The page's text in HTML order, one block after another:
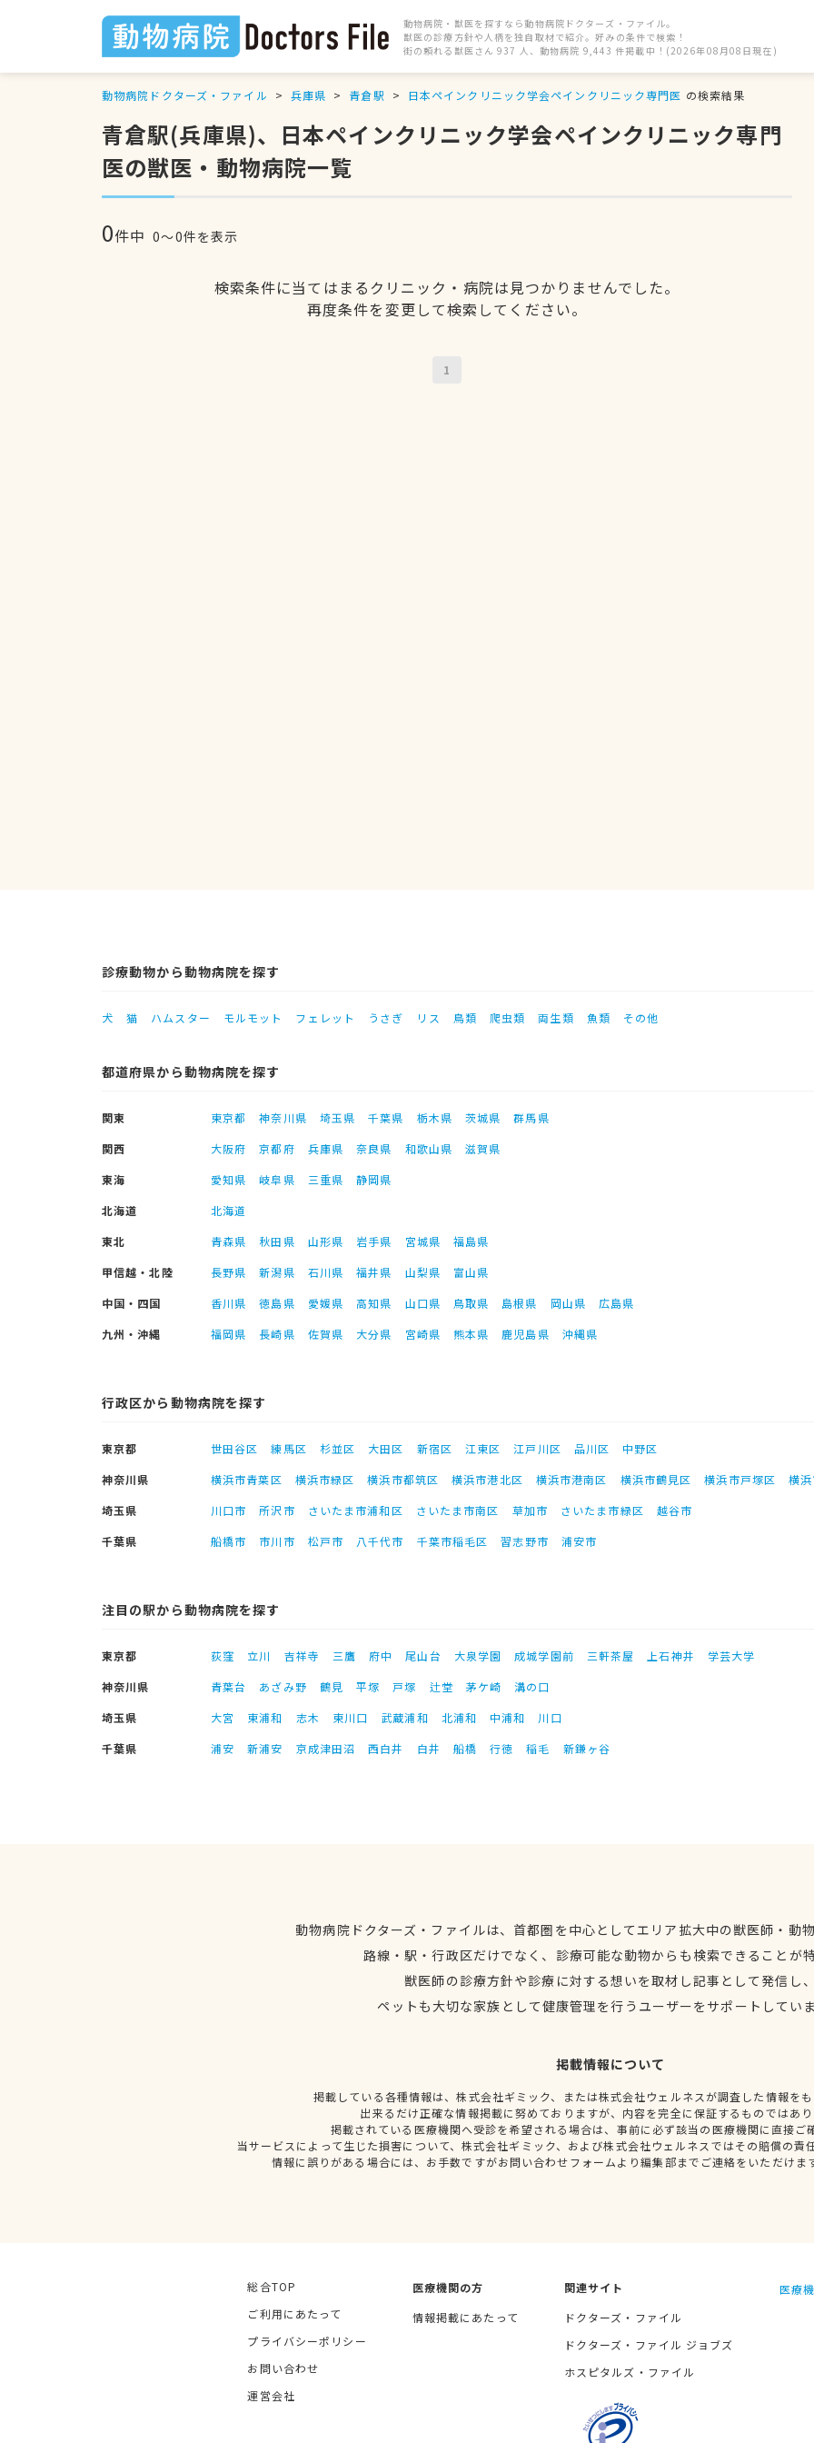
動物病院・獣医を探すなら動物病院ドクターズ・ファイル。
獣医の診療方針や人柄を独自取材で紹介。好みの条件で検索！
街の頼れる獣医さん 937 人、動物病院 9,443 件掲載中！(2026年08月08日現在)
動物病院ドクターズ・ファイル 兵庫県 青倉駅 日本ペインクリニック学会ペインクリニック専門医 の検索結果
青倉駅(兵庫県)、日本ペインクリニック学会ペインクリニック専門
医の獣医・動物病院一覧
0件中 0〜0件を表示
検索条件に当てはまるクリニック・病院は見つかりませんでした。
再度条件を変更して検索してください。
1
診療動物から動物病院を探す
犬 猫 ハムスター モルモット フェレット うさぎ リス 鳥類 爬虫類 両生類 魚類 その他
都道府県から動物病院を探す
関東 東京都 神奈川県 埼玉県 千葉県 栃木県 茨城県
群馬県
関西
大阪府 京都府 兵庫県 奈良県 和歌山県
滋賀県
東海
愛知県 岐阜県 三重県
静岡県
北海道
北海道
東北
青森県 秋田県 山形県 岩手県 宮城県
福島県
甲信越・北陸
長野県 新潟県 石川県 福井県 山梨県
富山県
中国・四国
香川県 徳島県 愛媛県 高知県 山口県 鳥取県 島根県 岡山県
広島県
九州・沖縄
福岡県 長崎県 佐賀県 大分県 宮崎県 熊本県 鹿児島県 沖縄県
行政区から動物病院を探す
東京都 世田谷区 練馬区 杉並区 大田区 新宿区 江東区 江戸川区 品川区
中野区
神奈川県
横浜市青葉区 横浜市緑区 横浜市都筑区 横浜市港北区 横浜市港南区 横浜市鶴見区 横浜市戸塚区
横
埼玉県
川口市 所沢市 さいたま市浦和区 さいたま市南区 草加市 さいたま市緑区
越谷市
千葉県
船橋市 市川市 松戸市 八千代市 千葉市稲毛区 習志野市 浦安市
注目の駅から動物病院を探す
東京都 荻窪 立川 吉祥寺 三鷹 府中 尾山台 大泉学園 成城学園前 三軒茶屋 上石神井
学芸大学
神奈川県
青葉台 あざみ野 鶴見 平塚 戸塚 辻堂 茅ケ崎
溝の口
埼玉県
大宮 東浦和 志木 東川口 武蔵浦和 北浦和 中浦和
川口
千葉県
浦安 新浦安 京成津田沼 西白井 白井 船橋 行徳 稲毛 新鎌ヶ谷
動物病院ドクターズ・ファイルは、首都圏を中心としてエリア拡大中の獣医師・動
路線・駅・行政区だけでなく、診療可能な動物からも検索できることが
獣医師の診療方針や診療に対する想いを取材し記事として発信し
ペットも大切な家族として健康管理を行うユーザーをサポートしてい
掲載情報について
掲載している各種情報は、株式会社ギミック、または株式会社ウェルネスが調査した情報を
出来るだけ正確な情報掲載に努めておりますが、内容を完全に保証するものではあ
掲載されている医療機関へ受診を希望される場合は、事前に必ず該当の医療機関に直接ご
当サービスによって生じた損害について、株式会社ギミック、および株式会社ウェルネスではその賠償の責
情報に誤りがある場合には、お手数ですがお問い合わせフォームより編集部までご連絡をいただけま
総合TOP
ご利用にあたって
プライバシーポリシー
お問い合わせ
運営会社
医療機関の方
情報掲載にあたって
関連サイト
ドクターズ・ファイル
ドクターズ・ファイル ジョブズ
ホスピタルズ・ファイル
医療